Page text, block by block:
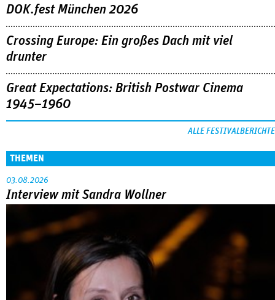
DOK.fest München 2026
Crossing Europe: Ein großes Dach mit viel
drunter
Great Expectations: British Postwar Cinema
1945–1960
ALLE FESTIVALBERICHTE
THEMEN
03.08.2026
Interview mit Sandra Wollner